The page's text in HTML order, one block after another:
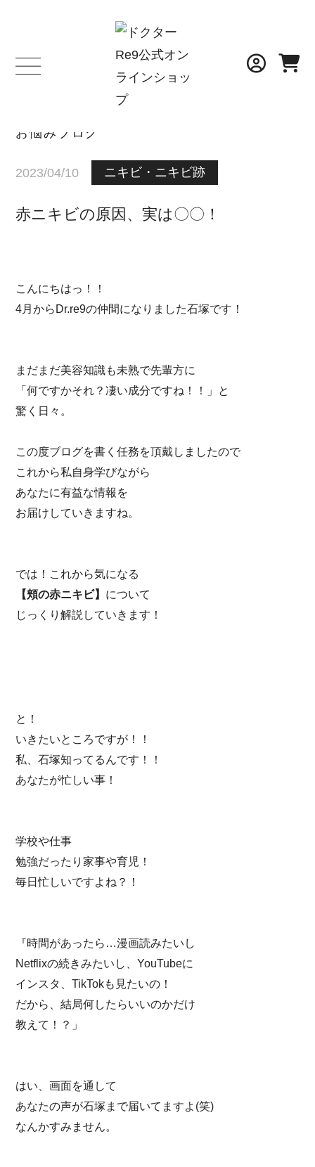
BLOG
お悩みブログ
2023/04/10 ニキビ・ニキビ跡
赤ニキビの原因、実は〇〇！
こんにちはっ！！
4月からDr.re9の仲間になりました石塚です！
まだまだ美容知識も未熟で先輩方に
「何ですかそれ？凄い成分ですね！！」と
驚く日々。
この度ブログを書く任務を頂戴しましたので
これから私自身学びながら
あなたに有益な情報を
お届けしていきますね。
では！これから気になる
【頬の赤ニキビ】 について
じっくり解説していきます！
と！
いきたいところですが！！
私、石塚知ってるんです！！
あなたが忙しい事！
学校や仕事
勉強だったり家事や育児！
毎日忙しいですよね？！
『時間があったら…漫画読みたいし
Netflixの続きみたいし、YouTubeに
インスタ、TikTokも見たいの！
だから、結局何したらいいのかだけ
教えて！？」
はい、画面を通して
あなたの声が石塚まで届いてますよ(笑)
なんかすみません。